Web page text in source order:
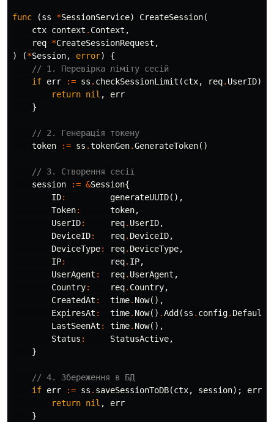
func (ss *SessionService) CreateSession(
ctx context . Context ,
req *CreateSessionRequest ,
)
(*Session, error)
{
// 1. Перевірка ліміту сесій
if err := ss . checkSessionLimit (ctx, req. UserID);
return nil ,
err
}
// 2. Генерація токену
token
:= ss .tokenGen.GenerateToken()
// 3. Створення сесії
session
:= &Session{
ID: generateUUID(),
Token: token,
UserID: req. UserID,
DeviceID: req. DeviceID,
DeviceType: req. DeviceType,
IP: req. IP,
UserAgent : req. UserAgent ,
Country: req. Country,
CreatedAt : time. Now(),
ExpiresAt : time. Now() .Add (ss . config.
LastSeenAt : time. Now(),
Status : StatusActive,
}
// 4. Збереження в БД
if err := ss . saveSessionToDB(ctx, session); err
return nil ,
err
}